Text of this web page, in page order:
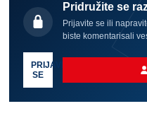
Pridružite se
Prijavite se ili
biste komentarisali
PRIJAVI
SE